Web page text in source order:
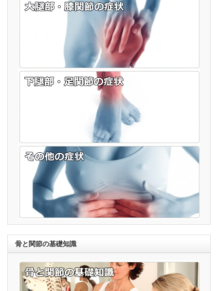
骨と関節の基礎知識